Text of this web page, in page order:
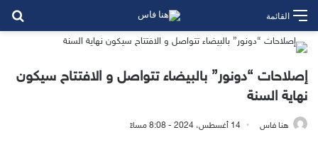
القائمة
إصلاحات “دونور” بالبيضاء تتواصل و الافتتاح سيكون
نهاية السنة
هنا فاس 14 أغسطس، 2024 - 8:08 مساءً